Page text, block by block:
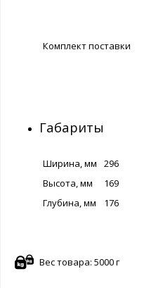
Комплект поставки
Габариты
Ширина, мм
296
Высота, мм
169
Глубина, мм
176
Вес товара: 5000 г